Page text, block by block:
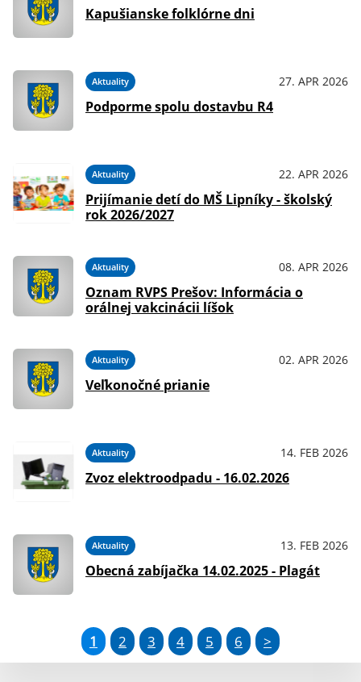
Kapušianske folklórne dni
Aktuality 27. APR 2026
Podporme spolu dostavbu R4
Aktuality 22. APR 2026
Prijímanie detí do MŠ Lipníky - školský
rok 2026/2027
Aktuality 08. APR 2026
Oznam RVPS Prešov: Informácia o
orálnej vakcinácii líšok
Aktuality 02. APR 2026
Veľkonočné prianie
Aktuality 14. FEB 2026
Zvoz elektroodpadu - 16.02.2026
Aktuality 13. FEB 2026
Obecná zabíjačka 14.02.2025 - Plagát
1 2 3 4 5 6 >